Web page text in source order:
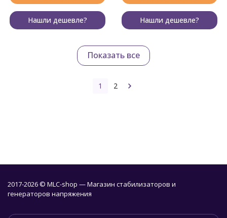
Нашли дешевле? Нашли дешевле?
Показать все
1 2
2017-2026 © MLC-shop — Магазин стабилизаторов и
генераторов напряжения